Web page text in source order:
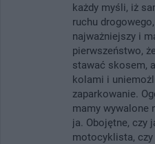
każdy myśli, iż
ruchu
najważniejszy i
pierwszeństwo,
stawać skosem,
kolami i
zaparkowanie.
mamy wywalone
ja. Obojętne, czy
motocyklista,